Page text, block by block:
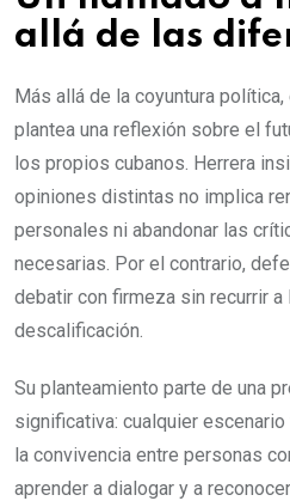
allá de las
Más allá de la coyuntura
plantea una reflexión sobre el
los propios cubanos. Herrera
opiniones distintas no implica
personales ni abandonar las
necesarias. Por el contrario,
debatir con firmeza sin recurrir a
descalificación.
Su planteamiento parte de una
significativa: cualquier
la convivencia entre personas
aprender a dialogar y a